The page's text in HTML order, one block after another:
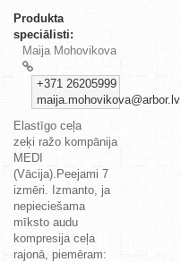
Produkta
speciālisti:
Maija Mohovikova
+371 26205999
maija.mohovikova@arbor.lv
Elastīgo ceļa
zeķi ražo kompānija
MEDI
(Vācija).Peejami 7
izmēri. Izmanto, ja
nepieciešama
mīksto audu
kompresija ceļa
rajonā, piemēram: